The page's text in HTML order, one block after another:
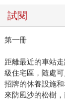
試閱
第一冊
距離最近的車站
級住宅區，隨處
招牌的休養設施
來防風沙的松樹